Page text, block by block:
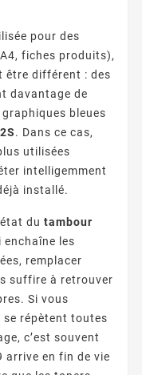
pour des
fiches produits),
être différent : des
davantage de
bleues
. Dans ce cas,
utilisées
intelligemment
installé.
du tambour
enchaîne les
remplacer
suffire à retrouver
Si vous
se répètent toutes
c’est souvent
arrive en fin de vie